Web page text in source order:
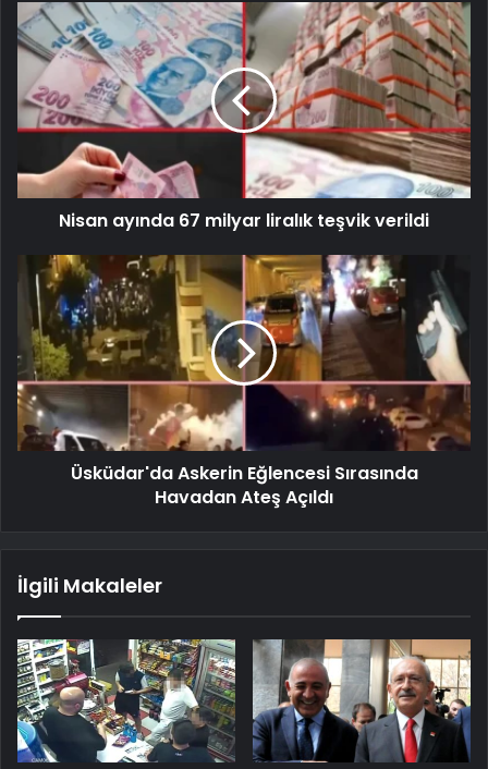
Nisan ayında 67 milyar liralık teşvik verildi
Üsküdar'da Askerin Eğlencesi Sırasında
Havadan Ateş Açıldı
İlgili Makaleler